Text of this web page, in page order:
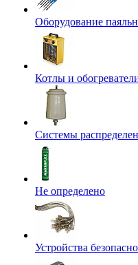
Оборудование
Котлы и
Системы
Не определено
Устройства